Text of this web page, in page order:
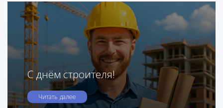
С днём строителя!
Читать далее